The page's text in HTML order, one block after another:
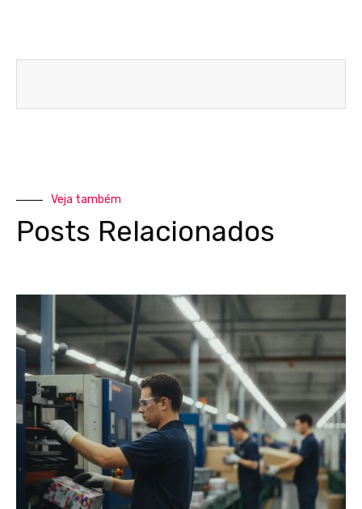
Veja também
Posts Relacionados